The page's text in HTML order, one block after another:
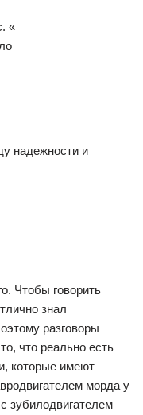
«
надежности и
Чтобы говорить
знал
разговоры
что реально есть
которые имеют
морда у
зубилодвигателем